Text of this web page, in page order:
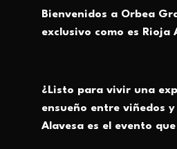
Bienvenidos a Orbea
exclusivo como es Rioja
¿Listo para vivir una
ensueño entre viñedos
Alavesa es el evento